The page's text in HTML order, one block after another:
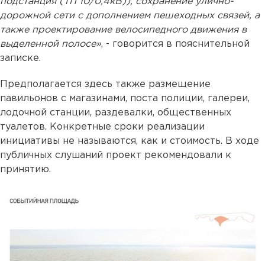
дорожной сети с дополнением пешеходных связей, а
также проектирование велосипедного движения в
выделенной полосе», - говорится в пояснительной
записке.
Предполагается здесь также размещение
павильонов с магазинами, поста полиции, галереи,
лодочной станции, раздевалки, общественных
туалетов. Конкретные сроки реализации
инициативы не называются, как и стоимость. В ходе
публичных слушаний проект рекомендовали к
принятию.